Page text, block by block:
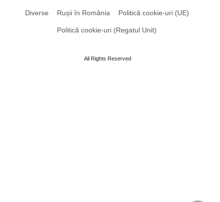
Diverse Rușii în România Politică cookie-uri (UE)
Politică cookie-uri (Regatul Unit)
All Rights Reserved